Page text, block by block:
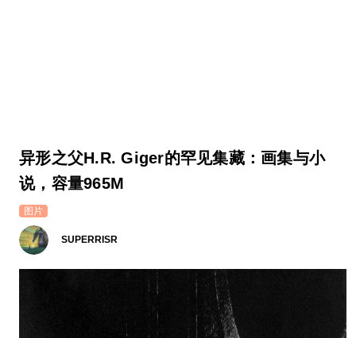
异形之父H.R. Giger的罕见集藏：画集与小
说，容量965M
图片
SUPERRISR